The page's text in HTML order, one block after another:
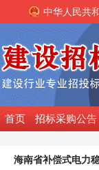
中华人民共
首页 招标采购公告
海南省补偿式电力